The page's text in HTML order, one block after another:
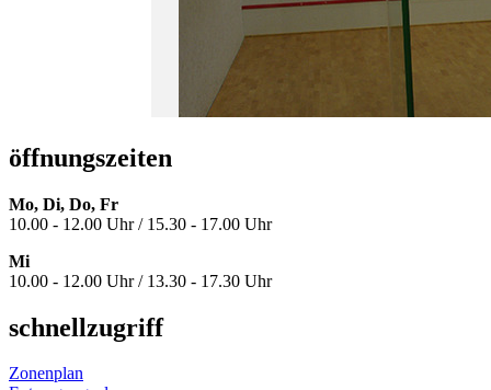
öffnungszeiten
Mo, Di, Do, Fr
10.00 - 12.00 Uhr / 15.30 - 17.00 Uhr
Mi
10.00 - 12.00 Uhr / 13.30 - 17.30 Uhr
schnellzugriff
Zonenplan